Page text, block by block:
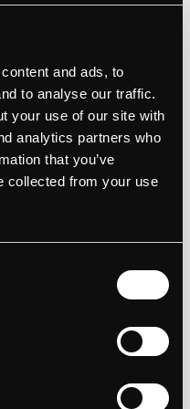
and ads, to
to analyse our traffic.
your use of our site with
analytics partners who
that you’ve
collected from your use
en
je het